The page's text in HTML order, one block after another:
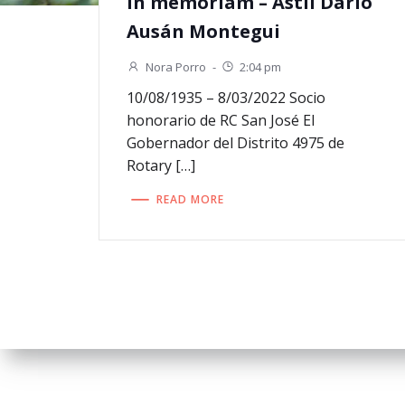
Ausán Montegui
Nora Porro - 2:04 pm
10/08/1935 – 8/03/2022 Socio
honorario de RC San José El
Gobernador del Distrito 4975 de
Rotary […]
READ MORE